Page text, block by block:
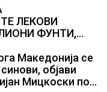
ЛЕКОВИ
ФУНТИ,
им се
Македонија се
објави
Мицкоски по